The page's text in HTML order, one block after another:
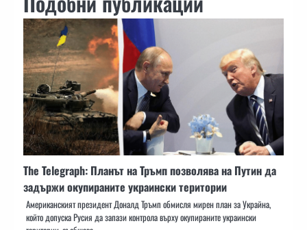
The Telegraph: Планът на Тръмп позволява на Путин да
задържи окупираните украински територии
Американският президент Доналд Тръмп обмисля мирен план за Украйна,
който допуска Русия да запази контрола върху окупираните украински